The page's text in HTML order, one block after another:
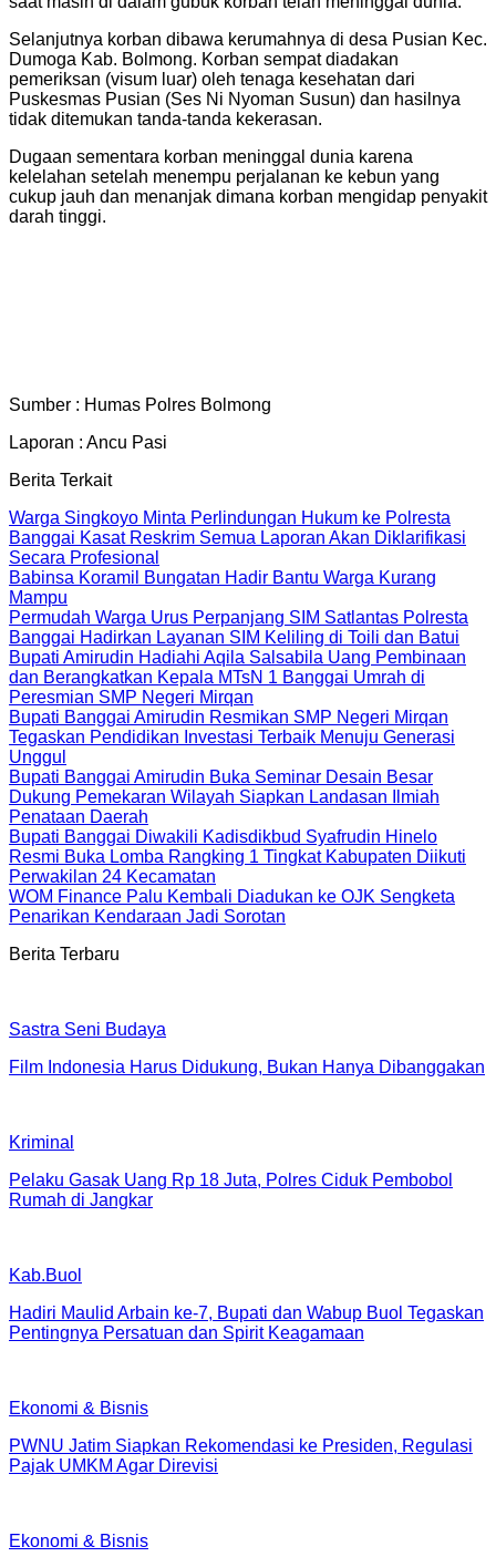
Selanjutnya korban dibawa kerumahnya di desa Pusian Kec.
Dumoga Kab. Bolmong. Korban sempat diadakan
pemeriksan (visum luar) oleh tenaga kesehatan dari
Puskesmas Pusian (Ses Ni Nyoman Susun) dan hasilnya
tidak ditemukan tanda-tanda kekerasan.
Dugaan sementara korban meninggal dunia karena
kelelahan setelah menempu perjalanan ke kebun yang
cukup jauh dan menanjak dimana korban mengidap penyakit
darah tinggi.
Sumber : Humas Polres Bolmong
Laporan : Ancu Pasi
Berita Terkait
Warga Singkoyo Minta Perlindungan Hukum ke Polresta
Banggai Kasat Reskrim Semua Laporan Akan Diklarifikasi
Secara Profesional
Babinsa Koramil Bungatan Hadir Bantu Warga Kurang
Mampu
Permudah Warga Urus Perpanjang SIM Satlantas Polresta
Banggai Hadirkan Layanan SIM Keliling di Toili dan Batui
Bupati Amirudin Hadiahi Aqila Salsabila Uang Pembinaan
dan Berangkatkan Kepala MTsN 1 Banggai Umrah di
Peresmian SMP Negeri Mirqan
Bupati Banggai Amirudin Resmikan SMP Negeri Mirqan
Tegaskan Pendidikan Investasi Terbaik Menuju Generasi
Unggul
Bupati Banggai Amirudin Buka Seminar Desain Besar
Dukung Pemekaran Wilayah Siapkan Landasan Ilmiah
Penataan Daerah
Bupati Banggai Diwakili Kadisdikbud Syafrudin Hinelo
Resmi Buka Lomba Rangking 1 Tingkat Kabupaten Diikuti
Perwakilan 24 Kecamatan
WOM Finance Palu Kembali Diadukan ke OJK Sengketa
Penarikan Kendaraan Jadi Sorotan
Berita Terbaru
Sastra Seni Budaya
Film Indonesia Harus Didukung, Bukan Hanya Dibanggakan
Kriminal
Pelaku Gasak Uang Rp 18 Juta, Polres Ciduk Pembobol
Rumah di Jangkar
Kab.Buol
Hadiri Maulid Arbain ke-7, Bupati dan Wabup Buol Tegaskan
Pentingnya Persatuan dan Spirit Keagamaan
Ekonomi & Bisnis
PWNU Jatim Siapkan Rekomendasi ke Presiden, Regulasi
Pajak UMKM Agar Direvisi
Ekonomi & Bisnis